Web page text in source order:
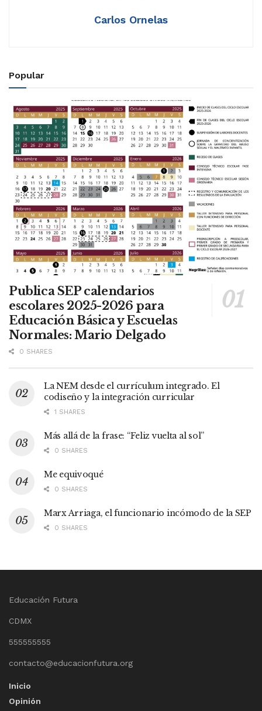
Carlos Ornelas
Popular
Publica SEP calendarios
escolares 2025-2026 para
Educación Básica y Escuelas
Normales: Mario Delgado
0 SHARES
La NEM desde el currículum integrado. El
codiseño y la integración curricular
1 SHARES
Más allá de la frase: “Feliz vuelta al sol”
0 SHARES
Me equivoqué
0 SHARES
Marx Arriaga, el funcionario incómodo de la SEP
0 SHARES
Educación Futura
CDMX
555555555
contacto@educacionfutura.org
Inicio
Opinión